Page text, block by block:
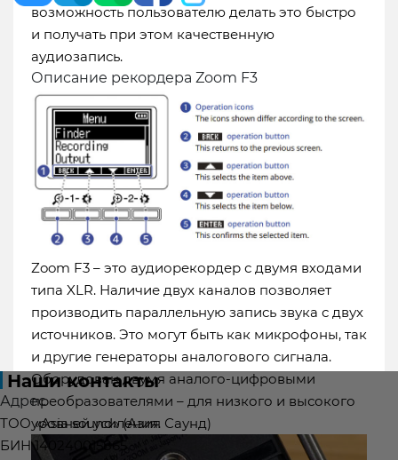
возможность пользователю делать это быстро
и получать при этом качественную
аудиозапись.
Описание рекордера Zoom F3
Zoom F3 – это аудиорекордер с двумя входами
типа XLR. Наличие двух каналов позволяет
производить параллельную запись звука с двух
источников. Это могут быть как микрофоны, так
и другие генераторы аналогового сигнала.
Оборудован двумя аналого-цифровыми
преобразователями – для низкого и высокого
уровней усиления.
Доставка в города: Алматы
Экибастуз
Абай
Аксай Актау Актобе
Астана
Атырау
Байконур Жанаозен
Караганда
Кызылорда
Кокшетау Костанай
Павлодар
Петропавловск
Талдыкорган
Тараз
Темиртау
Туркестан Уральск
Усть-
Каменогорск
Шымкент
Наши контакты
Адрес
ТОО «Asia sound» (Азия Саунд)
БИН 140240015865